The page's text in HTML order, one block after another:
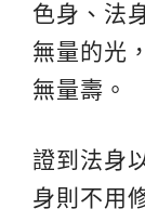
色身、法
無量的光
無量壽。
證到法身
身則不用